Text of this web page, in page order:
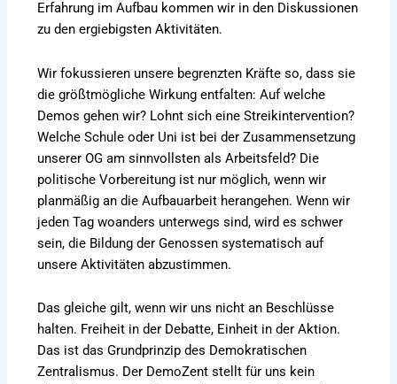
Erfahrung im Aufbau kommen wir in den Diskussionen
zu den ergiebigsten Aktivitäten.
Wir fokussieren unsere begrenzten Kräfte so, dass sie
die größtmögliche Wirkung entfalten: Auf welche
Demos gehen wir? Lohnt sich eine Streikintervention?
Welche Schule oder Uni ist bei der Zusammensetzung
unserer OG am sinnvollsten als Arbeitsfeld? Die
politische Vorbereitung ist nur möglich, wenn wir
planmäßig an die Aufbauarbeit herangehen. Wenn wir
jeden Tag woanders unterwegs sind, wird es schwer
sein, die Bildung der Genossen systematisch auf
unsere Aktivitäten abzustimmen.
Das gleiche gilt, wenn wir uns nicht an Beschlüsse
halten. Freiheit in der Debatte, Einheit in der Aktion.
Das ist das Grundprinzip des Demokratischen
Zentralismus. Der DemoZent stellt für uns kein